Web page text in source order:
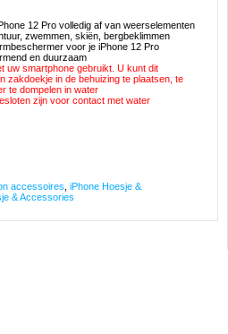
12 Pro volledig af van weerselementen
zwemmen, skiën, bergbeklimmen
voor je iPhone 12 Pro
en duurzaam
uw smartphone gebruikt. U kunt dit
zakdoekje in de behuizing te plaatsen, te
te dompelen in water
zijn voor contact met water
accessoires iPhone Hoesje &
& Accessories